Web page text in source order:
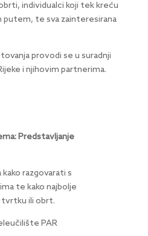
individualci koji tek kreću
putem, te sva zainteresirana
provodi se u suradnji
i njihovim partnerima.
Predstavljanje
razgovarati s
te kako najbolje
ili obrt.
PAR